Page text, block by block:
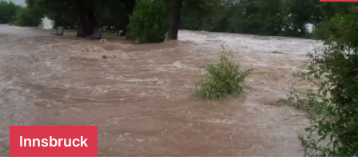
Innsbruck